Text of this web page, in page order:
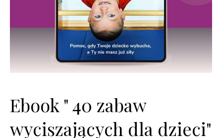
Ebook " 40 zabaw
wyciszających dla dzieci"